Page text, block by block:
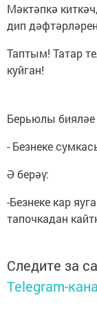
Мәктәпкә
дип
Таптым! Татар
куйган!
Берьюлы бияләе
- Безнеке
Ә берәү:
-Безнеке кар
тапочкадан
Следите за
Telegram-